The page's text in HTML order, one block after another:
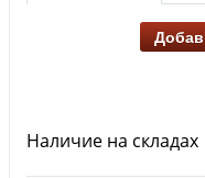
Наличие на складах